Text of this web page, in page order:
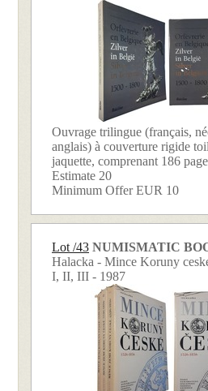
Ouvrage trilingue (français,
anglais) à couverture rigide
jaquette, comprenant 186
Estimate 20
Minimum Offer EUR 10
Lot /43 NUMISMATIC
Halacka - Mince Koruny
I, II, III - 1987